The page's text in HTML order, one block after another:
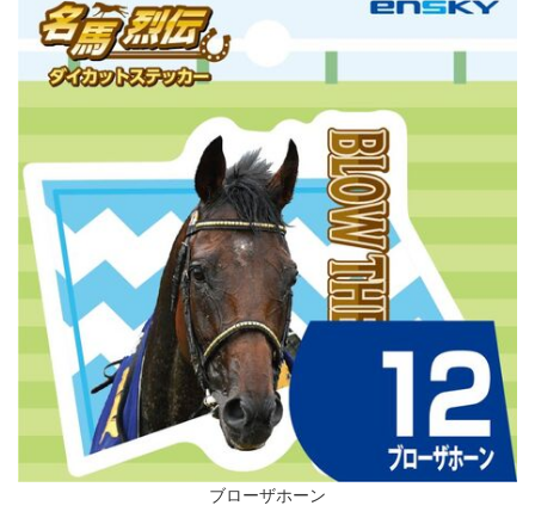
ブローザホーン